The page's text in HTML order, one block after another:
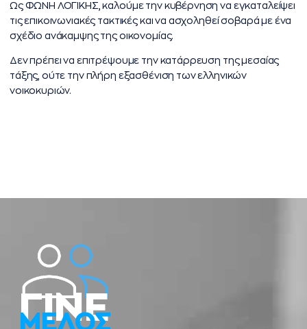
Ως ΦΩΝΗ ΛΟΓΙΚΗΣ, καλούμε την κυβέρνηση να εγκαταλείψει
τις επικοινωνιακές τακτικές και να ασχοληθεί σοβαρά με ένα
σχέδιο ανάκαμψης της οικονομίας.
Δεν πρέπει να επιτρέψουμε την κατάρρευση της μεσαίας
τάξης, ούτε την πλήρη εξασθένιση των ελληνικών
νοικοκυριών.
ΓΙΝΕ
ΜΕΛΟΣ